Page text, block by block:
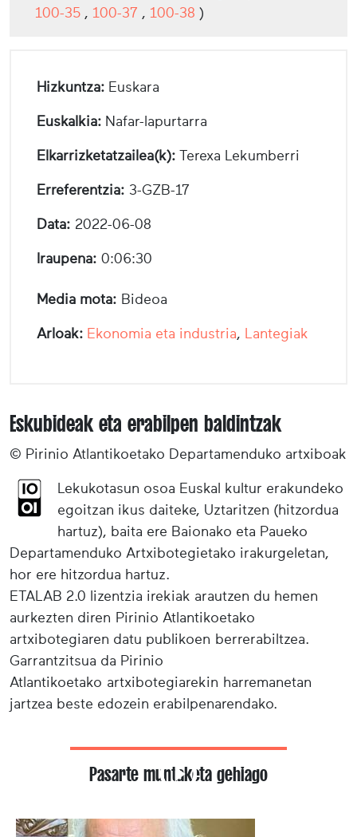
100-35 , 100-37 , 100-38 )
Hizkuntza: Euskara
Euskalkia: Nafar-lapurtarra
Elkarrizketatzailea(k): Terexa Lekumberri
Erreferentzia: 3-GZB-17
Data: 2022-06-08
Iraupena: 0:06:30
Media mota: Bideoa
Arloak: Ekonomia eta industria, Lantegiak
Eskubideak eta erabilpen baldintzak
© Pirinio Atlantikoetako Departamenduko artxiboak
Lekukotasun osoa Euskal kultur erakundeko
egoitzan ikus daiteke, Uztaritzen (hitzordua
hartuz), baita ere Baionako eta Paueko
Departamenduko Artxibotegietako irakurgeletan,
hor ere hitzordua hartuz.
ETALAB 2.0 lizentzia irekiak arautzen du hemen
aurkezten diren Pirinio Atlantikoetako
artxibotegiaren datu publikoen berrerabiltzea.
Garrantzitsua da Pirinio
Atlantikoetako artxibotegiarekin harremanetan
jartzea beste edozein erabilpenarendako.
Pasarte muntaketa gehiago